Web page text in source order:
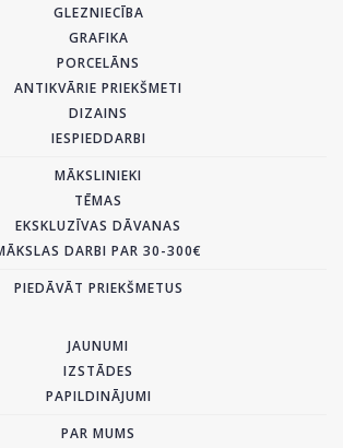
GLEZNIECĪBA
GRAFIKA
PORCELĀNS
ANTIKVĀRIE PRIEKŠMETI
DIZAINS
IESPIEDDARBI
MĀKSLINIEKI
TĒMAS
EKSKLUZĪVAS DĀVANAS
DARBI PAR 30-300€
PIEDĀVĀT PRIEKŠMETUS
JAUNUMI
IZSTĀDES
PAPILDINĀJUMI
PAR MUMS